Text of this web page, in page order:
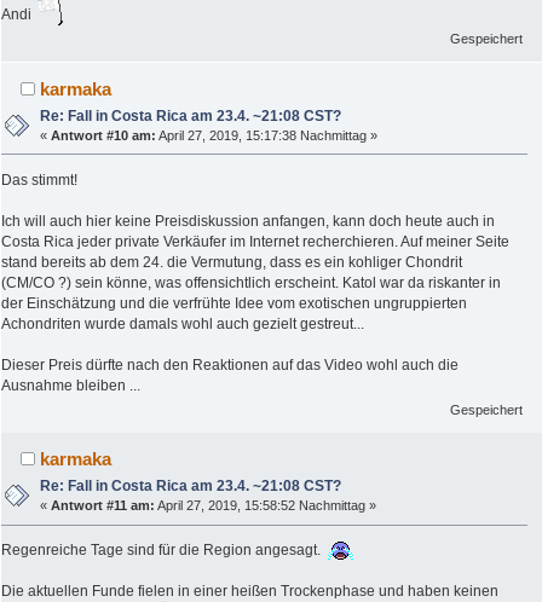
Andi
Gespeichert
karmaka
Re: Fall in Costa Rica am 23.4. ~21:08 CST?
«Antwort #10 am: April 27, 2019, 15:17:38 Nachmittag »
Das stimmt!
Ich will auch hier keine Preisdiskussion anfangen, kann doch heute auch in
Costa Rica jeder private Verkäufer im Internet recherchieren. Auf meiner Seite
stand bereits ab dem 24. die Vermutung, dass es ein kohliger Chondrit
(CM/CO ?) sein könne, was offensichtlich erscheint. Katol war da riskanter in
der Einschätzung und die verfrühte Idee vom exotischen ungruppierten
Achondriten wurde damals wohl auch gezielt gestreut...
Dieser Preis dürfte nach den Reaktionen auf das Video wohl auch die
Ausnahme bleiben ...
Gespeichert
karmaka
Re: Fall in Costa Rica am 23.4. ~21:08 CST?
«Antwort #11 am: April 27, 2019, 15:58:52 Nachmittag »
Regenreiche Tage sind für die Region angesagt.
Die aktuellen Funde fielen in einer heißen Trockenphase und haben keinen